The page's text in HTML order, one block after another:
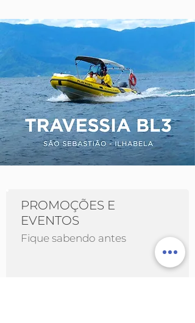
PROMOÇÕES E
EVENTOS
Fique sabendo antes